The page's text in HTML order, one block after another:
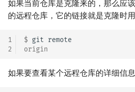
如果当前仓库是克隆来的，那么应
的远程仓库，它的链接就是克隆时用
1
2
$ git
origin
如果要查看某个远程仓库的详细信